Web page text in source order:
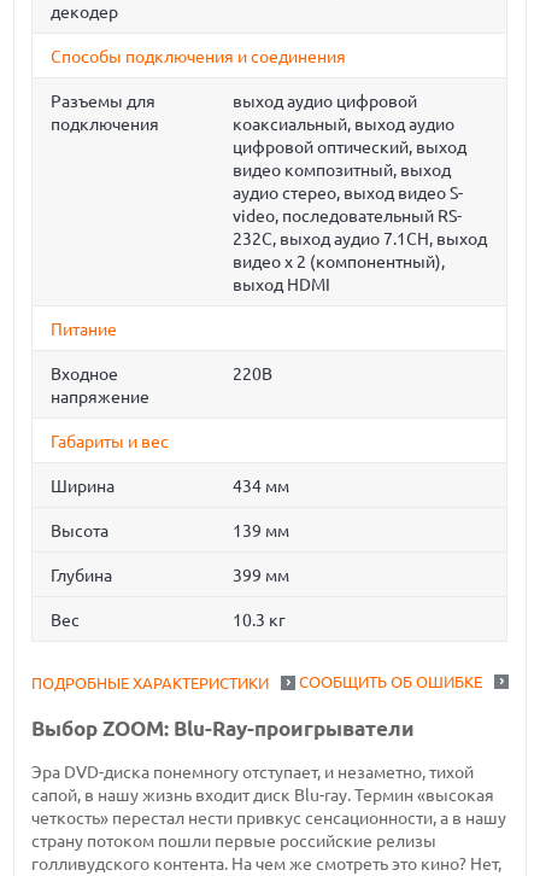
декодер
Способы подключения и соединения
Разъемы для
подключения
выход аудио цифровой
коаксиальный, выход аудио
цифровой оптический, выход
видео композитный, выход
аудио стерео, выход видео S-
video, последовательный RS-
232C, выход аудио 7.1CH, выход
видео x 2 (компонентный),
выход HDMI
Питание
Входное
напряжение
220В
Габариты и вес
Ширина 434 мм
Высота 139 мм
Глубина 399 мм
Вес 10.3 кг
СООБЩИТЬ ОБ ОШИБКЕ
ПОДРОБНЫЕ ХАРАКТЕРИСТИКИ
Выбор ZOOM: Blu-Ray-проигрыватели
Эра DVD-диска понемногу отступает, и незаметно, тихой
сапой, в нашу жизнь входит диск Blu-ray. Термин «высокая
четкость» перестал нести привкус сенсационности, а в нашу
страну потоком пошли первые российские релизы
голливудского контента. На чем же смотреть это кино? Нет,